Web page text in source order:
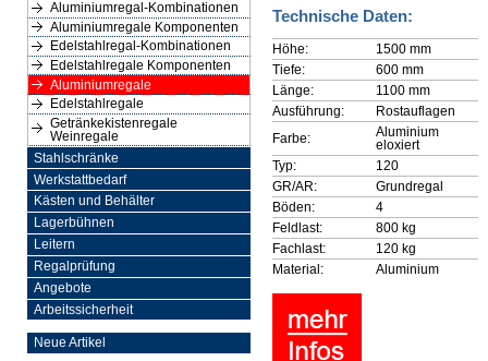
Aluminiumregal-Kombinationen
Aluminiumregale Komponenten
Edelstahlregal-Kombinationen
Edelstahlregale Komponenten
Aluminiumregale
Edelstahlregale
Getränkekistenregale
Weinregale
Stahlschränke
Werkstattbedarf
Kästen und Behälter
Lagerbühnen
Leitern
Regalprüfung
Angebote
Arbeitssicherheit
Neue Artikel
Technische Daten:
Höhe:
1500 mm
Tiefe:
600 mm
Länge:
1100 mm
Ausführung:
Rostauflagen
Farbe:
Aluminium
eloxiert
Typ:
120
GR/AR:
Grundregal
Böden:
4
Feldlast:
800 kg
Fachlast:
120 kg
Material:
Aluminium